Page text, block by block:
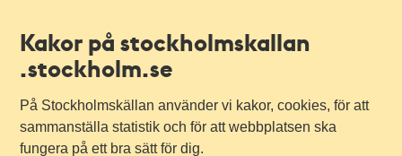
Kakor på stockholmskallan
.stockholm.se
På Stockholmskällan använder vi kakor, cookies, för att
sammanställa statistik och för att webbplatsen ska
fungera på ett bra sätt för dig.